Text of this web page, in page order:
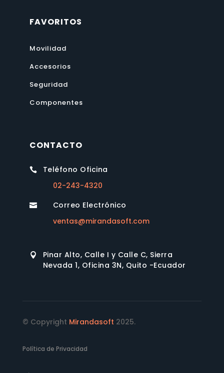
FAVORITOS
Movilidad
Accesorios
Seguridad
Componentes
CONTACTO

Teléfono Oficina
02-243-4320

Correo Electrónico
ventas@mirandasoft.com

Pinar Alto, Calle I y Calle C, Sierra
Nevada 1, Oficina 3N, Quito -Ecuador
© Copyright Mirandasoft 2025.
Política de Privacidad